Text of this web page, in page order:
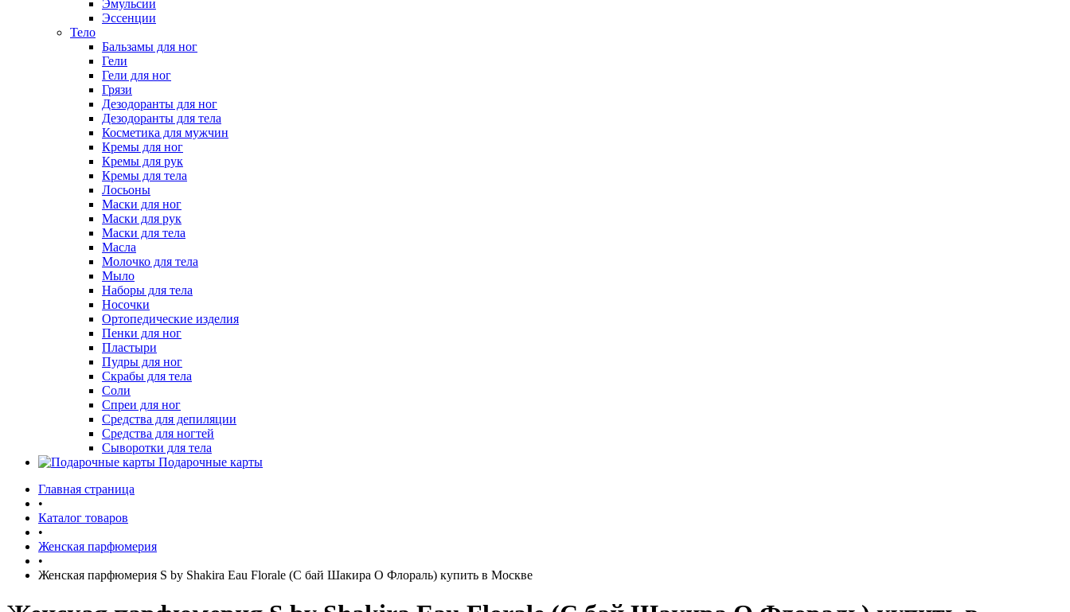
Эмульсии
Эссенции
Тело
Бальзамы для ног
Гели
Гели для ног
Грязи
Дезодоранты для ног
Дезодоранты для тела
Косметика для мужчин
Кремы для ног
Кремы для рук
Кремы для тела
Лосьоны
Маски для ног
Маски для рук
Маски для тела
Масла
Молочко для тела
Мыло
Наборы для тела
Носочки
Ортопедические изделия
Пенки для ног
Пластыри
Пудры для ног
Скрабы для тела
Соли
Спреи для ног
Средства для депиляции
Средства для ногтей
Сыворотки для тела
Подарочные карты
Главная страница
•
Каталог товаров
•
Женская парфюмерия
•
Женская парфюмерия S by Shakira Eau Florale (С бай Шакира О Флораль) купить в Москве